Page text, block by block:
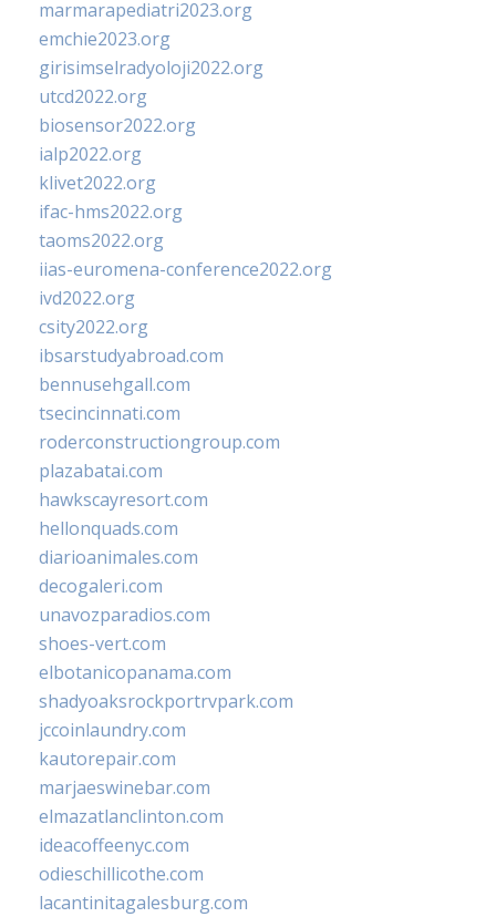
marmarapediatri2023.org
emchie2023.org
girisimselradyoloji2022.org
utcd2022.org
biosensor2022.org
ialp2022.org
klivet2022.org
ifac-hms2022.org
taoms2022.org
iias-euromena-conference2022.org
ivd2022.org
csity2022.org
ibsarstudyabroad.com
bennusehgall.com
tsecincinnati.com
roderconstructiongroup.com
plazabatai.com
hawkscayresort.com
hellonquads.com
diarioanimales.com
decogaleri.com
unavozparadios.com
shoes-vert.com
elbotanicopanama.com
shadyoaksrockportrvpark.com
jccoinlaundry.com
kautorepair.com
marjaeswinebar.com
elmazatlanclinton.com
ideacoffeenyc.com
odieschillicothe.com
lacantinitagalesburg.com